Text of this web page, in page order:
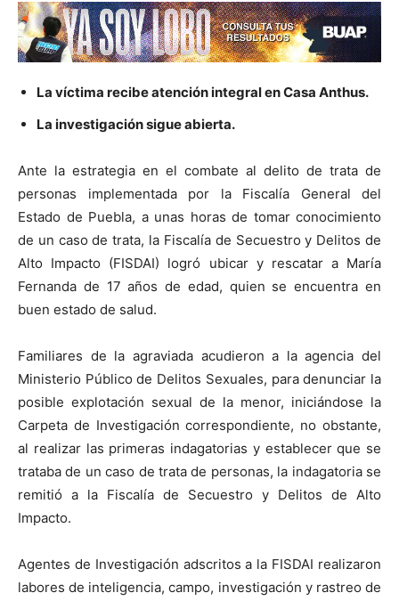
La víctima recibe atención integral en Casa Anthus.
La investigación sigue abierta.
Ante la estrategia en el combate al delito de trata de
personas implementada por la Fiscalía General del
Estado de Puebla, a unas horas de tomar conocimiento
de un caso de trata, la Fiscalía de Secuestro y Delitos de
Alto Impacto (FISDAI) logró ubicar y rescatar a María
Fernanda de 17 años de edad, quien se encuentra en
buen estado de salud.
Familiares de la agraviada acudieron a la agencia del
Ministerio Público de Delitos Sexuales, para denunciar la
posible explotación sexual de la menor, iniciándose la
Carpeta de Investigación correspondiente, no obstante,
al realizar las primeras indagatorias y establecer que se
trataba de un caso de trata de personas, la indagatoria se
remitió a la Fiscalía de Secuestro y Delitos de Alto
Impacto.
Agentes de Investigación adscritos a la FISDAI realizaron
labores de inteligencia, campo, investigación y rastreo de